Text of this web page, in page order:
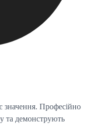
значення. Професійно
та демонструють